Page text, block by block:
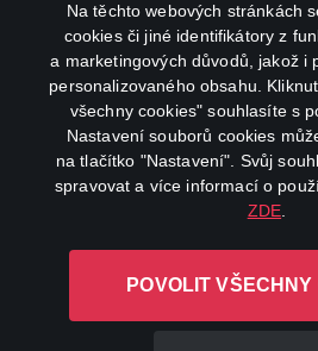
Na těchto webových stránkách
cookies či jiné identifikátory z
a marketingových důvodů, jakož i
personalizovaného obsahu.
všechny cookies" souhlasíte s
Nastavení souborů cookies
na tlačítko "Nastavení". Svůj
spravovat a více informací o
ZDE
POVOLIT VŠECHNY
facebook
L-1246 Luxembourg R.C.S.